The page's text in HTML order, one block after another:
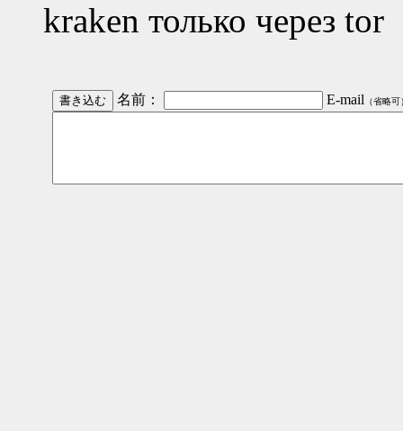
kraken только через tor
名前： E-mail （省略可